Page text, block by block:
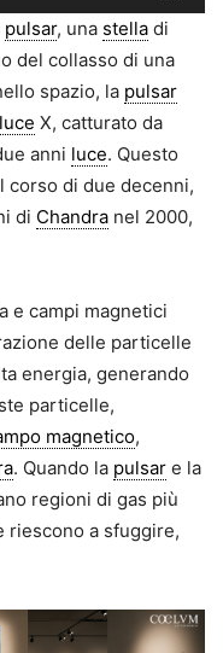
pulsar, una stella di
del collasso di una
spazio, la pulsar
luce X, catturato da
anni luce. Questo
corso di due decenni,
di Chandra nel 2000,
e campi magnetici
delle particelle
energia, generando
particelle,
magnetico,
. Quando la pulsar e la
regioni di gas più
riescono a sfuggire,